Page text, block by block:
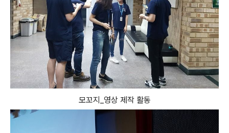
모꼬지_영상 제작 활동